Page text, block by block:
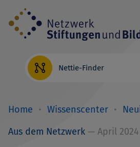
Direkt
zum
Inhalt
Nettie-Finder
Home Wissenscenter
Aus dem Netzwerk — April 2024